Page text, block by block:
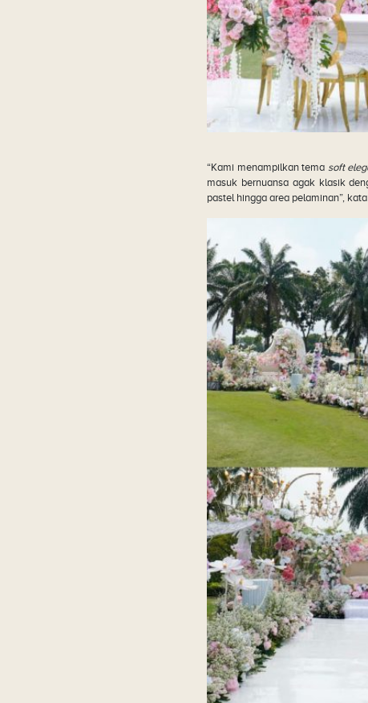
“Kami menampilkan tema soft
masuk bernuansa agak klasik
pastel hingga area pelaminan”,